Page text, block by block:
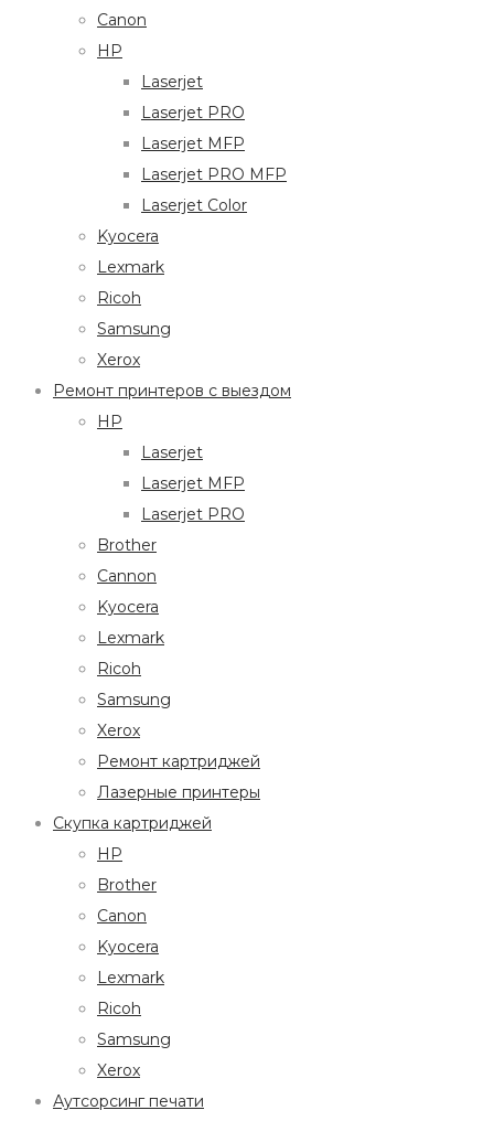
Canon
HP
Laserjet
Laserjet PRO
Laserjet MFP
Laserjet PRO MFP
Laserjet Color
Kyocera
Lexmark
Ricoh
Samsung
Xerox
Ремонт принтеров с выездом
HP
Laserjet
Laserjet MFP
Laserjet PRO
Brother
Cannon
Kyocera
Lexmark
Ricoh
Samsung
Xerox
Ремонт картриджей
Лазерные принтеры
Скупка картриджей
HP
Brother
Canon
Kyocera
Lexmark
Ricoh
Samsung
Xerox
Аутсорсинг печати